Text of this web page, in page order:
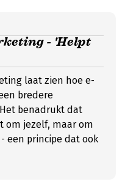
- 'Helpt
laat zien hoe e-
bredere
benadrukt dat
om jezelf, maar om
een principe dat ook